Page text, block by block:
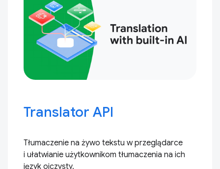
Translator API
Tłumaczenie na żywo tekstu w przeglądarce
i ułatwianie użytkownikom tłumaczenia na ich
język ojczysty.